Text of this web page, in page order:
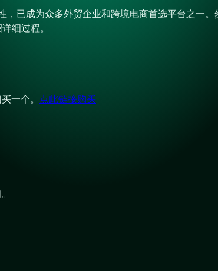
已成为众多外贸企业和跨境电商首选平台之一
细过程。
一个。
点此链接购买